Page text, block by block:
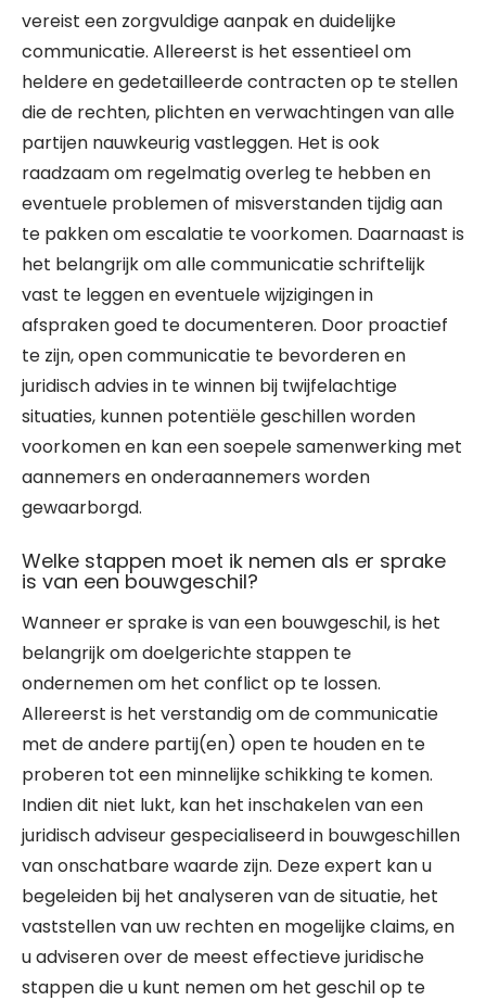
vereist een zorgvuldige aanpak en duidelijke
communicatie. Allereerst is het essentieel om
heldere en gedetailleerde contracten op te stellen
die de rechten, plichten en verwachtingen van alle
partijen nauwkeurig vastleggen. Het is ook
raadzaam om regelmatig overleg te hebben en
eventuele problemen of misverstanden tijdig aan
te pakken om escalatie te voorkomen. Daarnaast is
het belangrijk om alle communicatie schriftelijk
vast te leggen en eventuele wijzigingen in
afspraken goed te documenteren. Door proactief
te zijn, open communicatie te bevorderen en
juridisch advies in te winnen bij twijfelachtige
situaties, kunnen potentiële geschillen worden
voorkomen en kan een soepele samenwerking met
aannemers en onderaannemers worden
gewaarborgd.
Welke stappen moet ik nemen als er sprake
is van een bouwgeschil?
Wanneer er sprake is van een bouwgeschil, is het
belangrijk om doelgerichte stappen te
ondernemen om het conflict op te lossen.
Allereerst is het verstandig om de communicatie
met de andere partij(en) open te houden en te
proberen tot een minnelijke schikking te komen.
Indien dit niet lukt, kan het inschakelen van een
juridisch adviseur gespecialiseerd in bouwgeschillen
van onschatbare waarde zijn. Deze expert kan u
begeleiden bij het analyseren van de situatie, het
vaststellen van uw rechten en mogelijke claims, en
u adviseren over de meest effectieve juridische
stappen die u kunt nemen om het geschil op te